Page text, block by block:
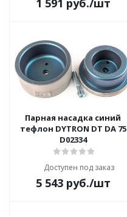
1 591 руб./шт
Парная насадка синий
тефлон DYTRON DT DA 75
D02334
Доступен под заказ
5 543руб./шт